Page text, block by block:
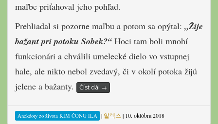
maľbe priťahoval jeho pohľad.
Prehliadal si pozorne maľbu a potom sa opýtal: „Žije
bažant pri potoku Sobek?“ Hoci tam boli mnohí
funkcionári a chválili umelecké dielo vo vstupnej
hale, ale nikto nebol zvedavý, či v okolí potoka žijú
jelene a bažanty.
Číst dál →
Anekdoty zo života KIM ČONG ILA | 알렉스 | 10. októbra 2018